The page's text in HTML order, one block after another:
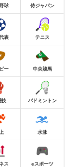
球 侍ジャパン
表 テニス
ー 中央競馬
技 バドミントン
水泳
ス eスポーツ